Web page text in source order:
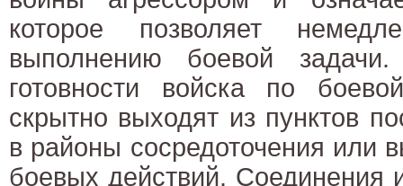
которое позволяет
выполнению боевой
готовности войска по
скрытно выходят из пунктов
в районы сосредоточения или
боевых действий. Соединения